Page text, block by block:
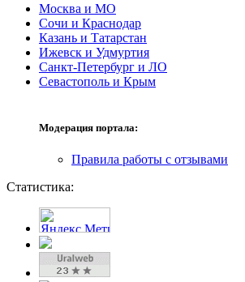
Москва и МО
Сочи и Краснодар
Казань и Татарстан
Ижевск и Удмуртия
Санкт-Петербург и ЛО
Севастополь и Крым
Модерация портала:
Правила работы с отзывами
Статистика: